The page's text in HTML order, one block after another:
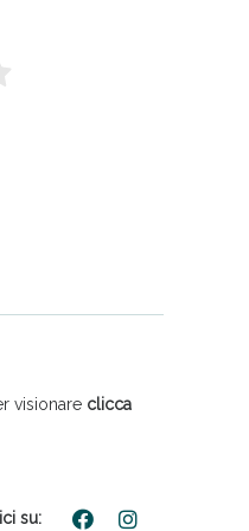
visionare clicca
su: